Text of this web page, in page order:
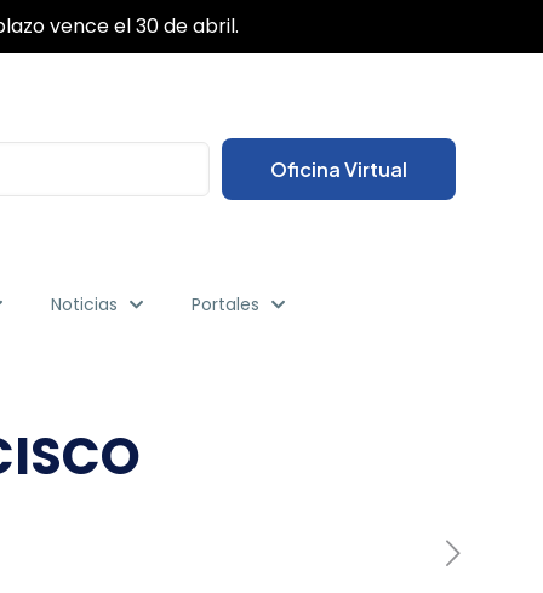
sus gestiones desde cualquier lugar.
Oficina Virtual
Noticias Portales